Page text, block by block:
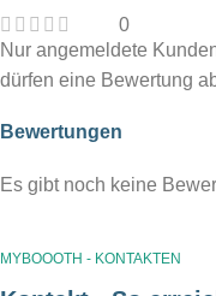
0
Bewertungen
Es gibt noch keine
Nur angemeldete
dürfen eine Bewertung
MYBOOOTH - KONTAKTEN